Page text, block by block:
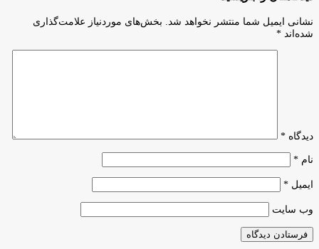
نشانی ایمیل شما منتشر نخواهد شد.
بخش‌های موردنیاز علامت‌گذاری
شده‌اند *
دیدگاه *
نام *
ایمیل *
وب‌ سایت